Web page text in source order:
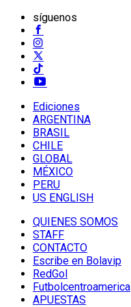
síguenos
Ediciones
ARGENTINA
BRASIL
CHILE
GLOBAL
MÉXICO
PERU
US ENGLISH
QUIENES SOMOS
STAFF
CONTACTO
Escribe en Bolavip
RedGol
Futbolcentroamerica
APUESTAS